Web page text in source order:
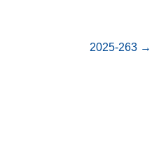
2025-263 →